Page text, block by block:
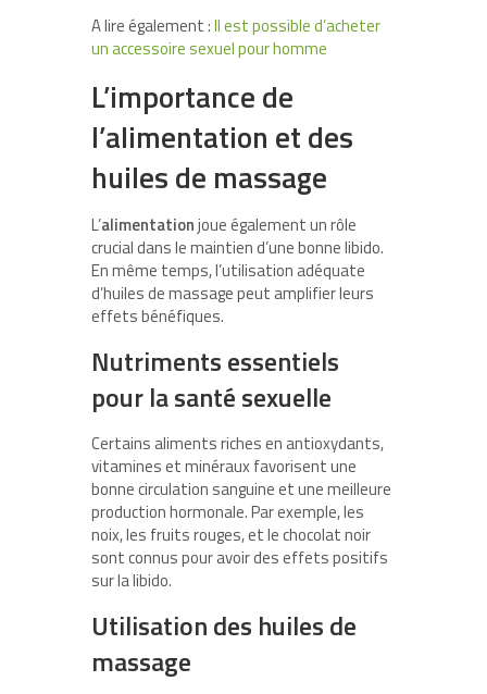
A lire également :Il est possible d’acheter
un accessoire sexuel pour homme
L’importance de
l’alimentation et des
huiles de massage
L’alimentationjoue également un rôle
crucial dans le maintien d’une bonne libido.
En même temps, l’utilisation adéquate
d’huiles de massage peut amplifier leurs
effets bénéfiques.
Nutriments essentiels
pour la santé sexuelle
Certains aliments riches en antioxydants,
vitamines et minéraux favorisent une
bonne circulation sanguine et une meilleure
production hormonale. Par exemple, les
noix, les fruits rouges, et le chocolat noir
sont connus pour avoir des effets positifs
sur la libido.
Utilisation des huiles de
massage